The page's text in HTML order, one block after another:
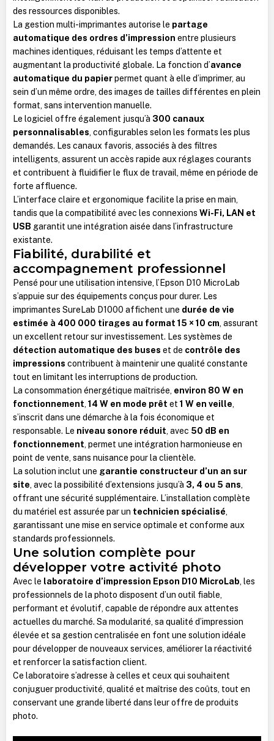
des ressources disponibles.
La gestion multi-imprimantes autorise le partage
automatique des ordres d’impression entre plusieurs
machines identiques, réduisant les temps d’attente et
augmentant la productivité globale. La fonction d’avance
automatique du papierpermet quant à elle d’imprimer, au
sein d’un même ordre, des images de tailles différentes en plein
format, sans intervention manuelle.
Le logiciel offre également jusqu’à 300 canaux
personnalisables, configurables selon les formats les plus
demandés. Les canaux favoris, associés à des filtres
intelligents, assurent un accès rapide aux réglages courants
et contribuent à fluidifier le flux de travail, même en période de
forte affluence.
L’interface claire et ergonomique facilite la prise en main,
tandis que la compatibilité avec les connexions Wi-Fi, LAN et
USB garantit une intégration aisée dans l’infrastructure
existante.
Fiabilité, durabilité et
accompagnement professionnel
Pensé pour une utilisation intensive, l’Epson D10 MicroLab
s’appuie sur des équipements conçus pour durer. Les
imprimantes SureLab D1000 affichent une durée de vie
estimée à 400 000 tirages au format 15 × 10 cm, assurant
un excellent retour sur investissement. Les systèmes de
détection automatique des buses et de contrôle des
impressions contribuent à maintenir une qualité constante
tout en limitant les interruptions de production.
La consommation énergétique maîtrisée, environ 80 W en
fonctionnement, 14 W en mode prêt et 1 W en veille,
s’inscrit dans une démarche à la fois économique et
responsable. Le niveau sonore réduit, avec 50 dB en
fonctionnement, permet une intégration harmonieuse en
point de vente, sans nuisance pour la clientèle.
La solution inclut une garantie constructeur d’un an sur
site, avec la possibilité d’extensions jusqu’à 3, 4 ou 5 ans,
offrant une sécurité supplémentaire. L’installation complète
du matériel est assurée par un technicien spécialisé,
garantissant une mise en service optimale et conforme aux
standards professionnels.
Une solution complète pour
développer votre activité photo
Avec le laboratoire d’impression Epson D10 MicroLab, les
professionnels de la photo disposent d’un outil fiable,
performant et évolutif, capable de répondre aux attentes
actuelles du marché. Sa modularité, sa qualité d’impression
élevée et sa gestion centralisée en font une solution idéale
pour développer de nouveaux services, améliorer la réactivité
et renforcer la satisfaction client.
Ce laboratoire s’adresse à celles et ceux qui souhaitent
conjuguer productivité, qualité et maîtrise des coûts, tout en
conservant une grande liberté dans leur offre de produits
photo.